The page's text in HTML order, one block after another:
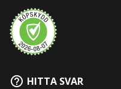
HITTA SVAR